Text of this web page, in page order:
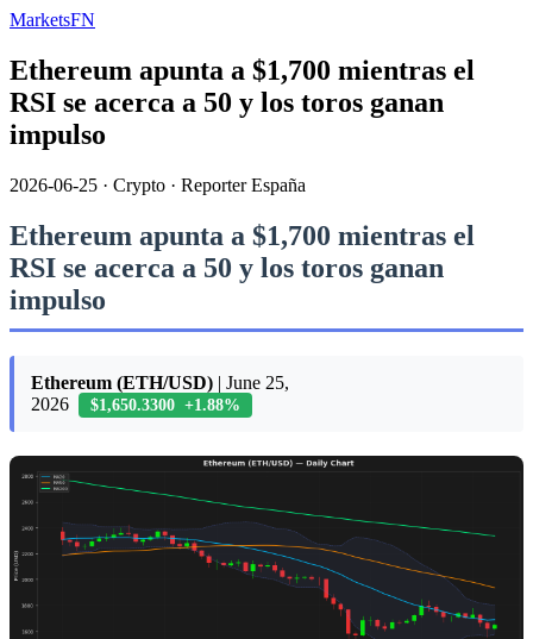
MarketsFN
Ethereum apunta a $1,700 mientras el
RSI se acerca a 50 y los toros ganan
impulso
2026-06-25 · Crypto · Reporter España
Ethereum apunta a $1,700 mientras el
RSI se acerca a 50 y los toros ganan
impulso
Ethereum (ETH/USD) | June 25,
2026
$1,650.3300 +1.88%